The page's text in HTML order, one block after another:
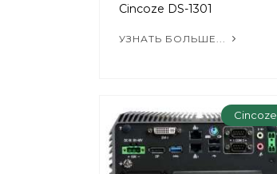
Cincoze DS-1301
УЗНАТЬ БОЛЬШЕ...
Cincoze